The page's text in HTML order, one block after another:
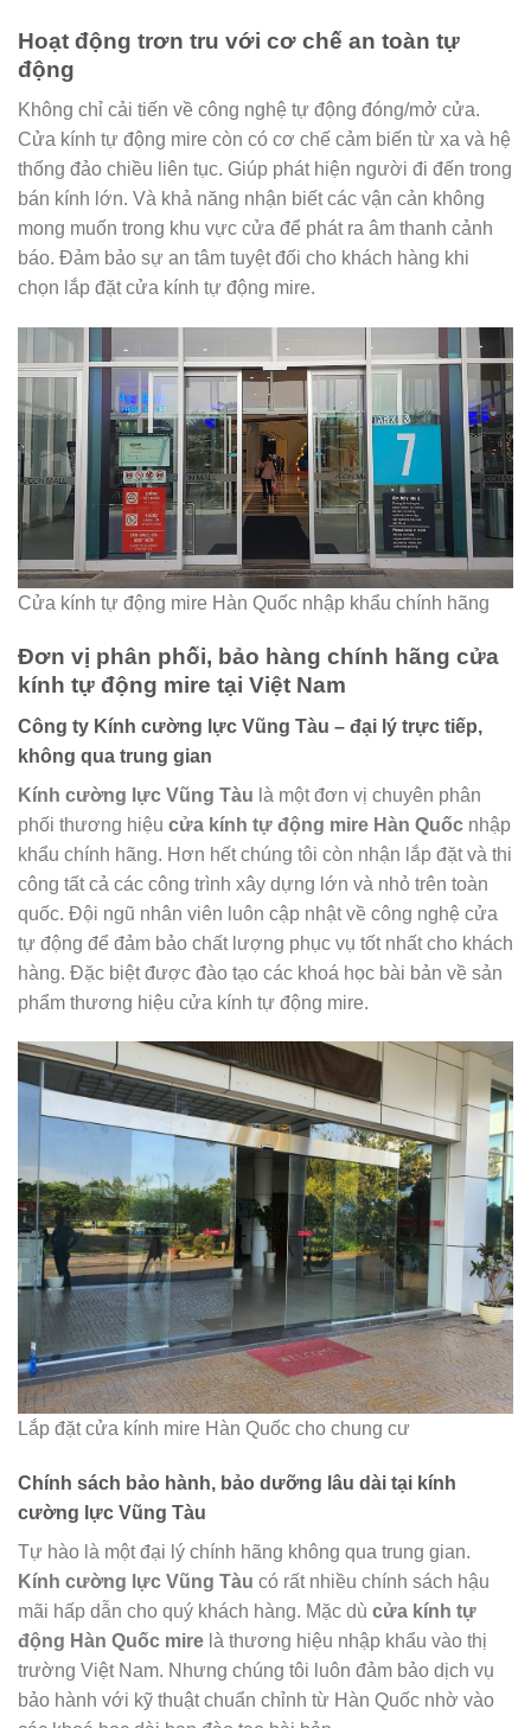
Hoạt động trơn tru với cơ chế an toàn tự
động
Không chỉ cải tiến về công nghệ tự động đóng/mở cửa.
Cửa kính tự động mire còn có cơ chế cảm biến từ xa và hệ
thống đảo chiều liên tục. Giúp phát hiện người đi đến trong
bán kính lớn. Và khả năng nhận biết các vận cản không
mong muốn trong khu vực cửa để phát ra âm thanh cảnh
báo. Đảm bảo sự an tâm tuyệt đối cho khách hàng khi
chọn lắp đặt cửa kính tự động mire.
Cửa kính tự động mire Hàn Quốc nhập khẩu chính hãng
Đơn vị phân phối, bảo hàng chính hãng cửa
kính tự động mire tại Việt Nam
Công ty Kính cường lực Vũng Tàu – đại lý trực tiếp,
không qua trung gian
Kính cường lực Vũng Tàu là một đơn vị chuyên phân
phối thương hiệu cửa kính tự động mire Hàn Quốc nhập
khẩu chính hãng. Hơn hết chúng tôi còn nhận lắp đặt và thi
công tất cả các công trình xây dựng lớn và nhỏ trên toàn
quốc. Đội ngũ nhân viên luôn cập nhật về công nghệ cửa
tự động để đảm bảo chất lượng phục vụ tốt nhất cho khách
hàng. Đặc biệt được đào tạo các khoá học bài bản về sản
phẩm thương hiệu cửa kính tự động mire.
Lắp đặt cửa kính mire Hàn Quốc cho chung cư
Chính sách bảo hành, bảo dưỡng lâu dài tại kính
cường lực Vũng Tàu
Tự hào là một đại lý chính hãng không qua trung gian.
Kính cường lực Vũng Tàu có rất nhiều chính sách hậu
mãi hấp dẫn cho quý khách hàng. Mặc dù cửa kính tự
động Hàn Quốc mire là thương hiệu nhập khẩu vào thị
trường Việt Nam. Nhưng chúng tôi luôn đảm bảo dịch vụ
bảo hành với kỹ thuật chuẩn chỉnh từ Hàn Quốc nhờ vào